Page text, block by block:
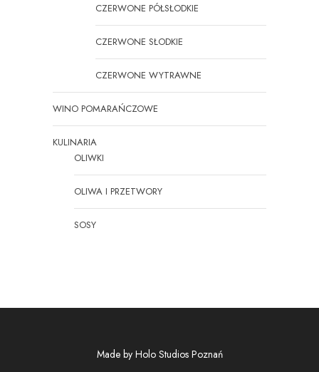
CZERWONE PÓŁSŁODKIE
CZERWONE SŁODKIE
CZERWONE WYTRAWNE
WINO POMARAŃCZOWE
KULINARIA
OLIWKI
OLIWA I PRZETWORY
SOSY
Made by Holo Studios Poznań